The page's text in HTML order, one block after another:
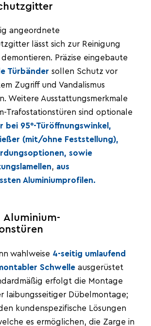
angeordnete
lässt sich zur Reinigung
Präzise eingebaute
Türbänder sollen Schutz vor
Zugriff und Vandalismus
Weitere Ausstattungsmerkmale
Trafostationstüren sind optionale
bei 95°-Türöffnungswinkel,
(mit/ohne Feststellung),
sowie
, aus
Aluminiumprofilen.
Aluminium-
wahlweise 4-seitig umlaufend
Schwelleausgerüstet
erfolgt die Montage
laibungsseitiger Dübelmontage;
kundenspezifische Lösungen
es ermöglichen, die Zarge in